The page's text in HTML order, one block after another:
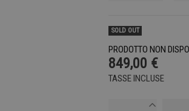
SOLD OUT
PRODOTTO NON
849,00 €
TASSE INCLUSE